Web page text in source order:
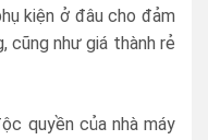
kiện ở đâu cho đảm
cũng như giá thành rẻ
quyền của nhà máy